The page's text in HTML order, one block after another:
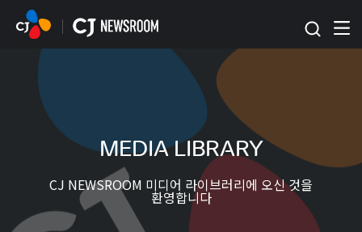
본문 바로가기
MEDIA LIBRARY
CJ NEWSROOM 미디어 라이브러리에 오신 것을
환영합니다